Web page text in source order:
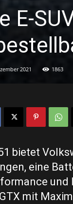
E-
2021 1863
bietet
eine
mit